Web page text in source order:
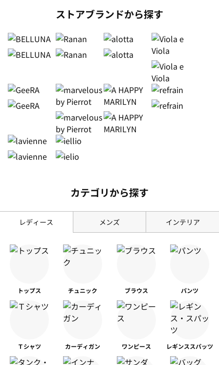
ストアブランドから探す
カテゴリから探す
レディース メンズ インテリア
トップス チュニック ブラウス パンツ
Ｔシャツ カーディガン ワンピース レギンススパッツ